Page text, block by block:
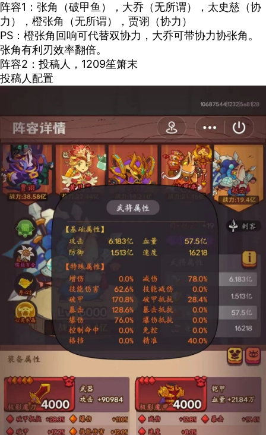
阵容1 ：张角（破甲鱼），大乔（无所谓），太史慈（协
力），橙张角（无所谓），贾诩（协力）
PS ：橙张角回响可代替双协力，大乔可带协力协张角。
张角有利刃效率翻倍。
阵容2 ：投稿人， 1209笙箫末
投稿人配置